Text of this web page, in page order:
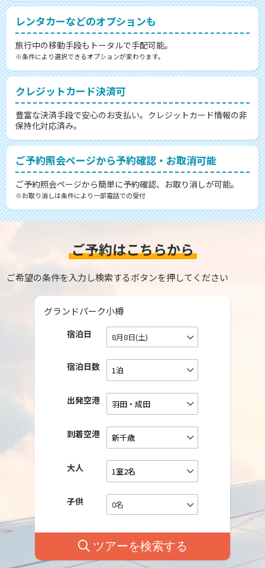
レンタカーなどのオプションも
旅行中の移動手段もトータルで手配可能。
※条件により選択できるオプションが変わります。
クレジットカード決済可
豊富な決済手段で安心のお支払い。クレジットカード情報の非
保持化対応済み。
ご予約照会ページから予約確認・お取消可能
ご予約照会ページから簡単に予約確認、お取り消しが可能。
※お取り消しは条件により一部電話での受付
ご予約はこちらから
ご希望の条件を入力し検索するボタンを押してください
グランドパーク小樽
宿泊日 8月8日(土)
宿泊日数
出発空港
到着空港
大人
子供 0名